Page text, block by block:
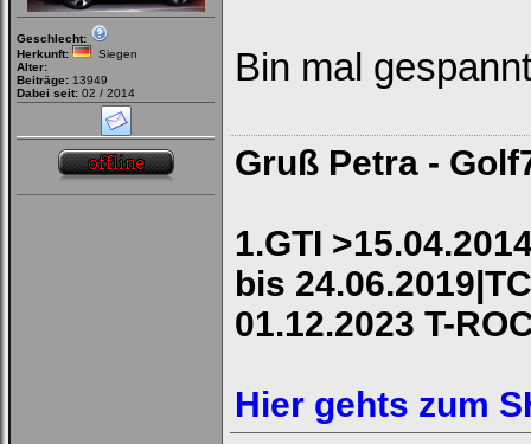
Geschlecht:
Herkunft:
Siegen
Alter:
Beiträge: 13949
Dabei seit: 02 / 2014
Bin mal
Gruß Petra -
1.GTI
bis
01.12.2023 T-
Hier gehts zum